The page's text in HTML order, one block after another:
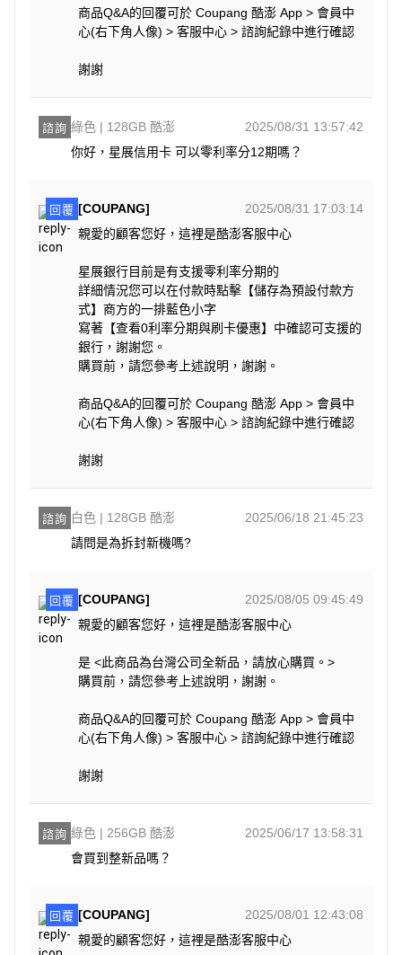
商品Q&A的回覆可於 Coupang 酷澎 App > 會員中
心(右下角人像) > 客服中心 > 諮詢紀錄中進行確認
謝謝
諮詢 綠色 | 128GB 酷澎
2025/08/31 13:57:42
你好，星展信用卡 可以零利率分12期嗎？
回覆 [COUPANG]
2025/08/31 17:03:14
親愛的顧客您好，這裡是酷澎客服中心
星展銀行目前是有支援零利率分期的
詳細情況您可以在付款時點擊【儲存為預設付款方
式】商方的一排藍色小字
寫著【查看0利率分期與刷卡優惠】中確認可支援的
銀行，謝謝您。
購買前，請您參考上述說明，謝謝。
商品Q&A的回覆可於 Coupang 酷澎 App > 會員中
心(右下角人像) > 客服中心 > 諮詢紀錄中進行確認
謝謝
諮詢 白色 | 128GB 酷澎
2025/06/18 21:45:23
請問是為拆封新機嗎?
回覆 [COUPANG]
2025/08/05 09:45:49
親愛的顧客您好，這裡是酷澎客服中心
是 <此商品為台灣公司全新品，請放心購買。>
購買前，請您參考上述說明，謝謝。
商品Q&A的回覆可於 Coupang 酷澎 App > 會員中
心(右下角人像) > 客服中心 > 諮詢紀錄中進行確認
謝謝
諮詢 綠色 | 256GB 酷澎
2025/06/17 13:58:31
會買到整新品嗎？
回覆 [COUPANG]
2025/08/01 12:43:08
親愛的顧客您好，這裡是酷澎客服中心